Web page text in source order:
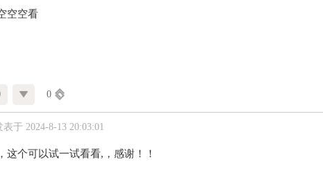
空空看
0
表于 2024-8-13 20:03:01
这个可以试一试看看,，感谢！！